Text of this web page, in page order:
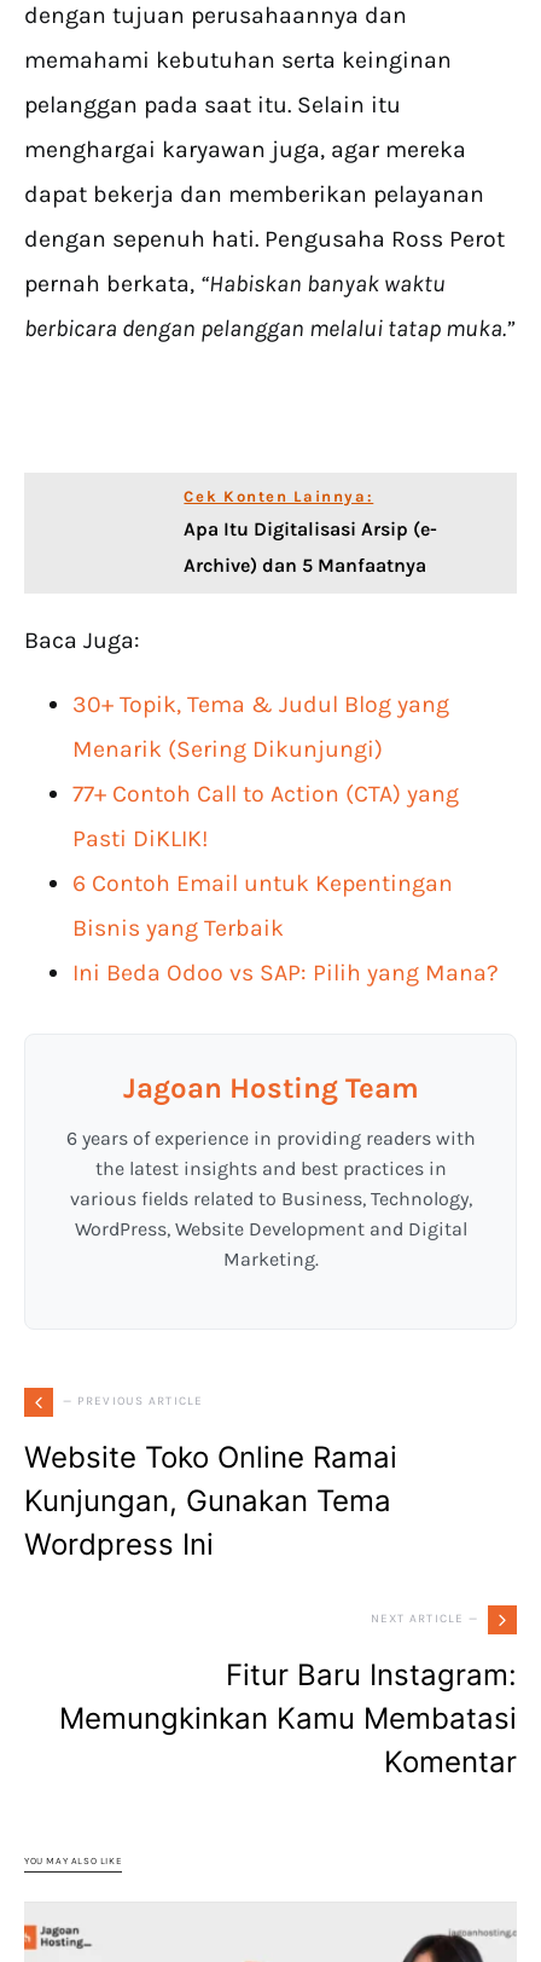
dengan tujuan perusahaannya dan
memahami kebutuhan serta keinginan
pelanggan pada saat itu. Selain itu
menghargai karyawan juga, agar mereka
dapat bekerja dan memberikan pelayanan
dengan sepenuh hati. Pengusaha Ross Perot
pernah berkata, “Habiskan banyak waktu
berbicara dengan pelanggan melalui tatap muka.”
Cek Konten Lainnya:
Apa Itu Digitalisasi Arsip (e-
Archive) dan 5 Manfaatnya
Baca Juga:
30+ Topik, Tema & Judul Blog yang
Menarik (Sering Dikunjungi)
77+ Contoh Call to Action (CTA) yang
Pasti DiKLIK!
6 Contoh Email untuk Kepentingan
Bisnis yang Terbaik
Ini Beda Odoo vs SAP: Pilih yang Mana?
Jagoan Hosting Team
6 years of experience in providing readers with
the latest insights and best practices in
various fields related to Business, Technology,
WordPress, Website Development and Digital
Marketing.
— PREVIOUS ARTICLE
Website Toko Online Ramai
Kunjungan, Gunakan Tema
Wordpress Ini
NEXT ARTICLE —
Fitur Baru Instagram:
Memungkinkan Kamu Membatasi
Komentar
YOU MAY ALSO LIKE